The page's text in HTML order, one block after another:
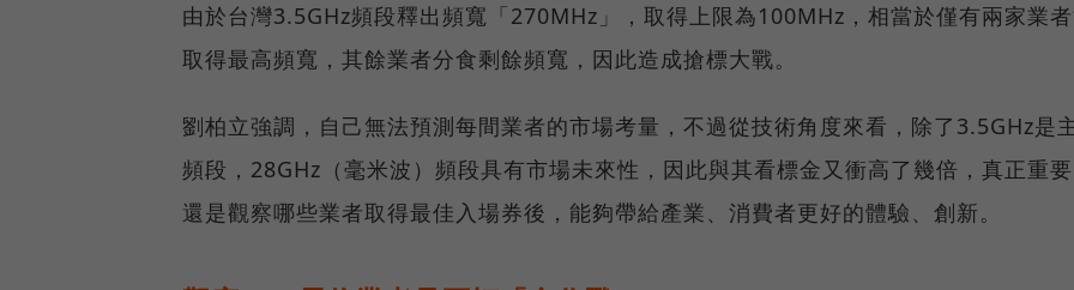
由於台灣3.5GHz頻段釋出頻寬「270MHz」，取得上限為100MHz，相當於僅有兩家業
取得最高頻寬，其餘業者分食剩餘頻寬，因此造成搶標大戰。
劉柏立強調，自己無法預測每間業者的市場考量，不過從技術角度來看，除了3.5GHz是
頻段，28GHz（毫米波）頻段具有市場未來性，因此與其看標金又衝高了幾倍，真正重
還是觀察哪些業者取得最佳入場券後，能夠帶給產業、消費者更好的體驗、創新。